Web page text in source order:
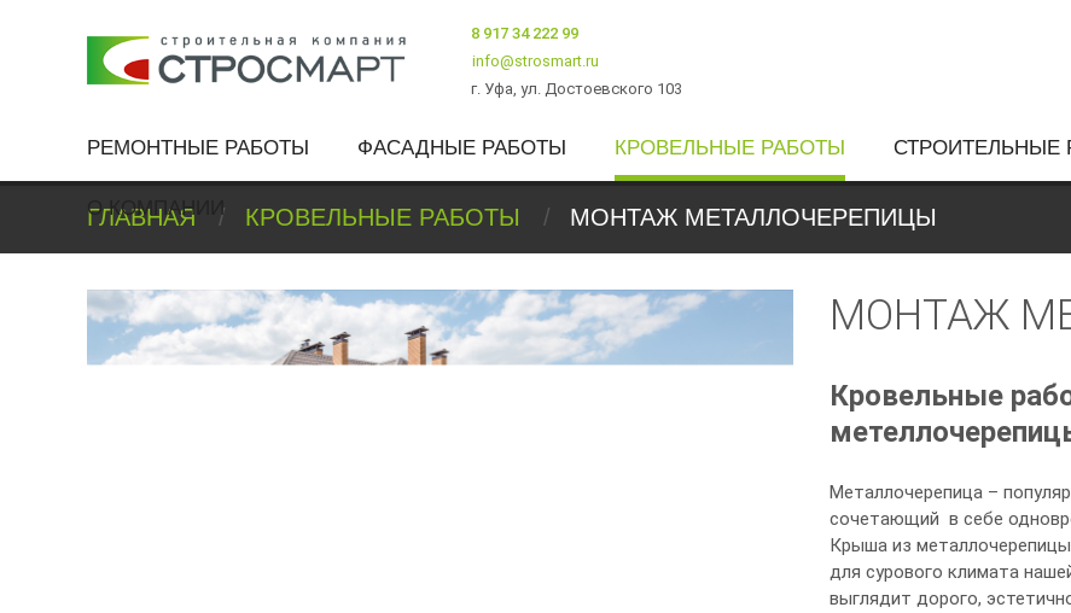
8 917 34 222 99
info@strosmart.ru
г. Уфа ул. Достоевского 103
РЕМОНТНЫЕ РАБОТЫ ФАСАДНЫЕ РАБОТЫ КРОВЕЛЬНЫЕ РАБОТЫ СТРОИТЕЛЬНЫЕ
О КОМПАНИИ
ГЛАВНАЯ КРОВЕЛЬНЫЕ РАБОТЫ МОНТАЖ МЕТАЛЛОЧЕРЕПИЦЫ
МОНТАЖ
Кровельные
Металлочерепица –
сочетающий в себе
Крыша из
для сурового климата
выглядит дорого,